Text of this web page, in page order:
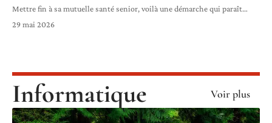
Mettre fin à sa mutuelle santé senior, voilà une démarche qui paraît…
29 mai 2026
Informatique Voir plus